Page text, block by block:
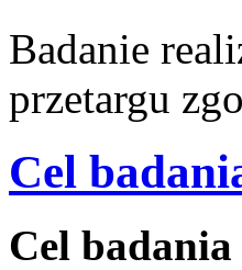
Badanie
przetargu
Cel
Cel badania